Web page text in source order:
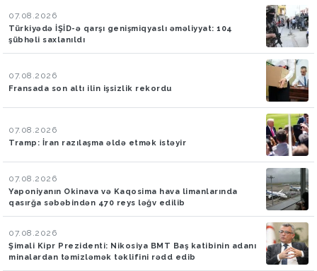
07.08.2026
Türkiyədə İŞİD-ə qarşı genişmiqyaslı əməliyyat: 104
şübhəli saxlanıldı
07.08.2026
Fransada son altı ilin işsizlik rekordu
07.08.2026
Tramp: İran razılaşma əldə etmək istəyir
07.08.2026
Yaponiyanın Okinava və Kaqosima hava limanlarında
qasırğa səbəbindən 470 reys ləğv edilib
07.08.2026
Şimali Kipr Prezidenti: Nikosiya BMT Baş katibinin adanı
minalardan təmizləmək təklifini rədd edib